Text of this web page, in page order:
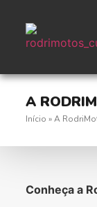
A
Início »A
Conheça a